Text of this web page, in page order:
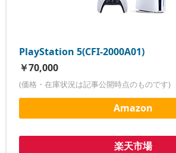
PlayStation 5(CFI-2000A01)
￥70,000
(価格・在庫状況は記事公開時点のものです)
Amazon
楽天市場